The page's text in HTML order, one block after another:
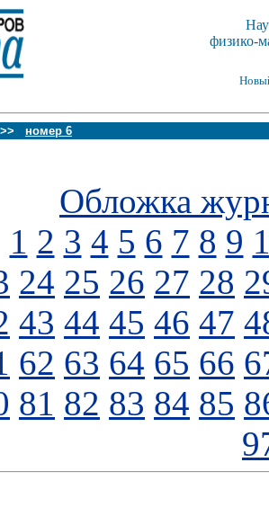
физико-
номер 6
Обложка
1 2 3 4 5 6 7 8 9
24 25 26 27 28
43 44 45 46 47
62 63 64 65 66
81 82 83 84 85